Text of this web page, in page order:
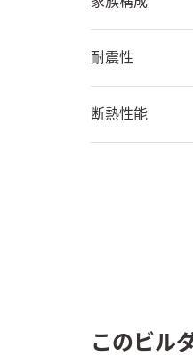
耐震性
断熱性能
このビル